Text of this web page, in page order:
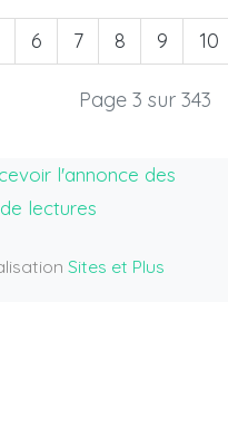
6 7 8 9 10
Page 3 sur 343
l'annonce des
lectures
Sites et Plus